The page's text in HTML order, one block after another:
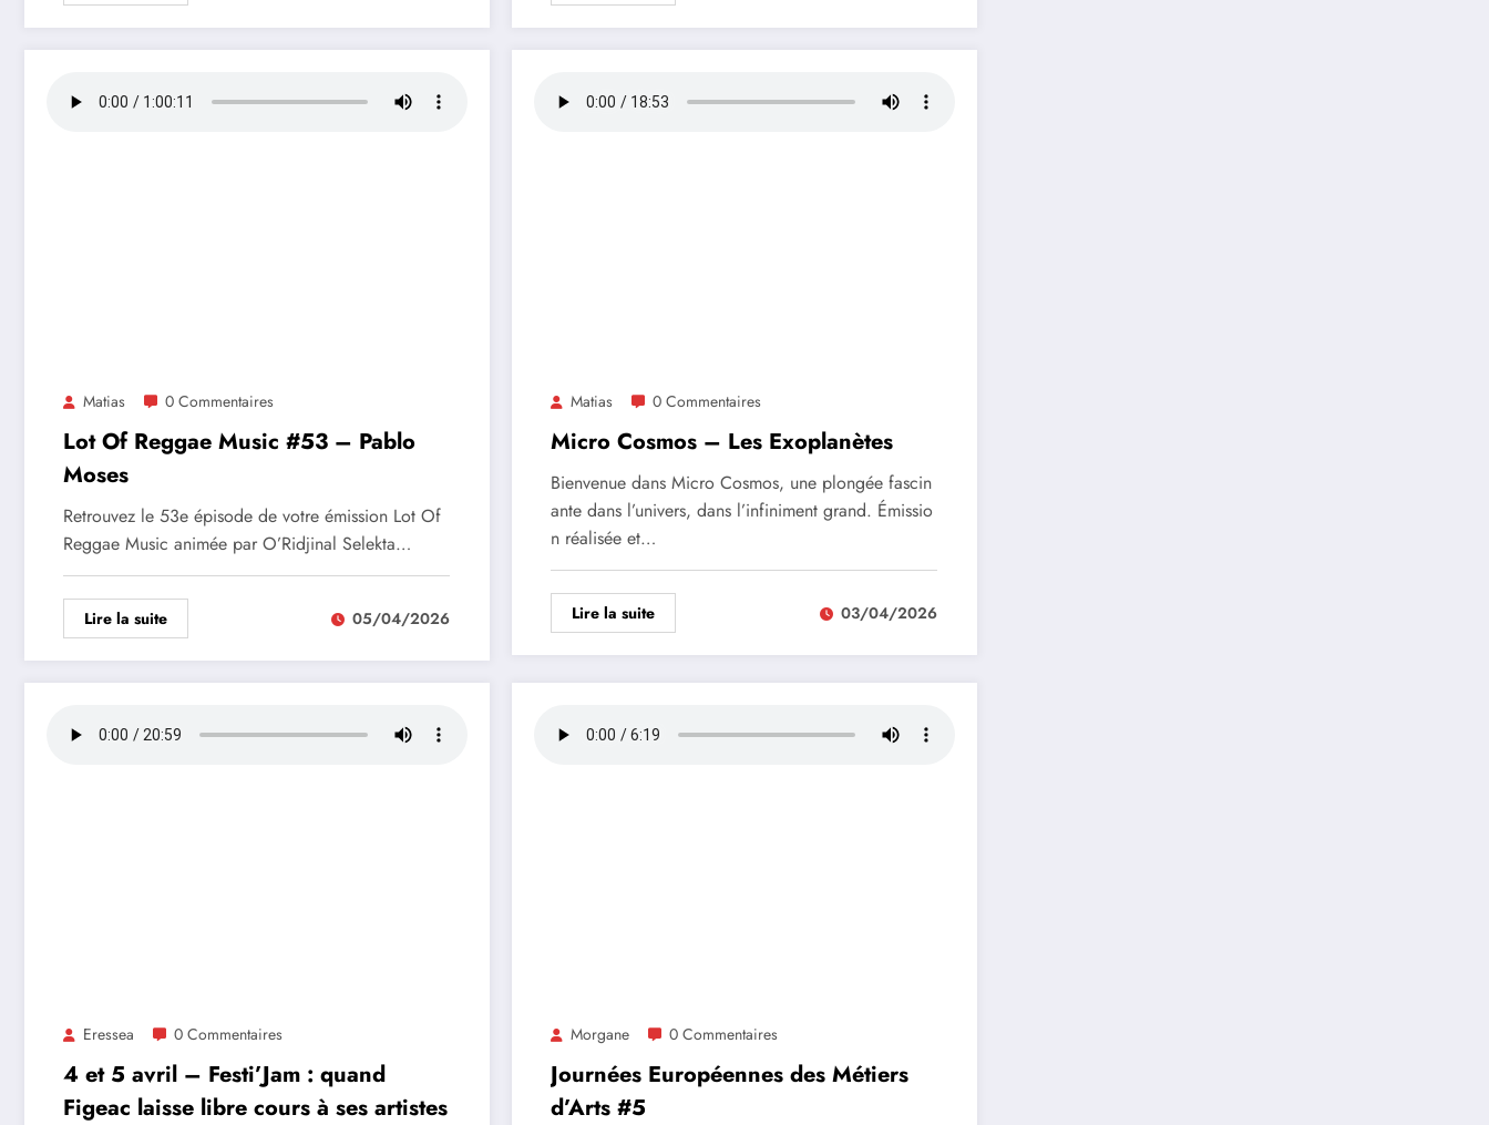
Matias 0 Commentaires
Lot Of Reggae Music #53 – Pablo
Moses
Retrouvez le 53e épisode de votre émission Lot Of
Reggae Music animée par O’Ridjinal Selekta…
Lire la suite 05/04/2026
Matias 0 Commentaires
Micro Cosmos – Les Exoplanètes
Bienvenue dans Micro Cosmos, une plongée fascin
ante dans l’univers, dans l’infiniment grand. Émissio
n réalisée et…
Lire la suite 03/04/2026
Eressea 0 Commentaires
4 et 5 avril – Festi’Jam : quand
Figeac laisse libre cours à ses artistes
Morgane 0 Commentaires
Journées Européennes des Métiers
d’Arts #5